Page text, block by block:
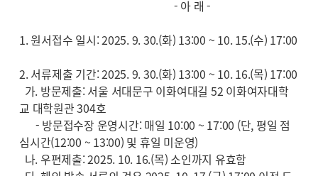
- 아 래 -
1. 원서접수 일시: 2025. 9. 30.(화) 13:00 ~ 10. 15.(수) 17:00
2. 서류제출 기간: 2025. 9. 30.(화) 13:00 ~ 10. 16.(목) 17:00
가. 방문제출: 서울 서대문구 이화여대길 52 이화여자대학
교 대학원관 304호
- 방문접수장 운영시간: 매일 10:00 ~ 17:00 (단, 평일 점
심시간(12:00 ~ 13:00) 및 휴일 미운영)
나. 우편제출: 2025. 10. 16.(목) 소인까지 유효함